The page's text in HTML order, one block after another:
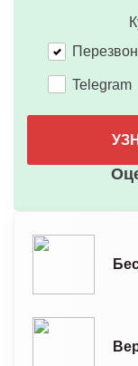
Telegram